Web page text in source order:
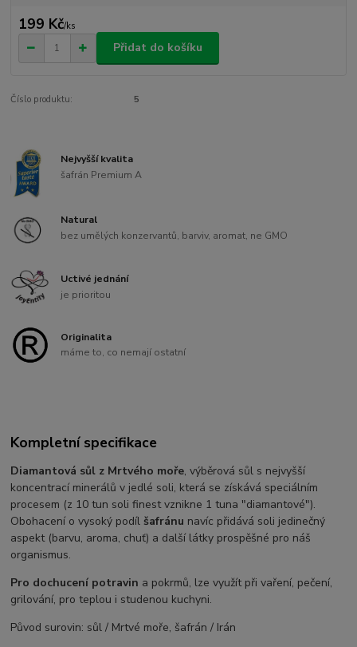
199 Kč/ks
Přidat do košíku
Číslo produktu: 5
Nejvyšší kvalita
šafrán Premium A
Natural
bez umělých konzervantů, barviv, aromat, ne GMO
Uctivé jednání
je prioritou
Originalita
máme to, co nemají ostatní
Kompletní specifikace
Diamantová sůl z Mrtvého moře, výběrová sůl s nejvyšší
koncentrací minerálů v jedlé soli, která se získává speciálním
procesem (z 10 tun soli finest vznikne 1 tuna "diamantové").
Obohacení o vysoký podíl šafránu navíc přidává soli jedinečný
aspekt (barvu, aroma, chuť) a další látky prospěšné pro náš
organismus.
Pro dochucení potravin a pokrmů, lze využít při vaření, pečení,
grilování, pro teplou i studenou kuchyni.
Původ surovin: sůl / Mrtvé moře, šafrán / Irán